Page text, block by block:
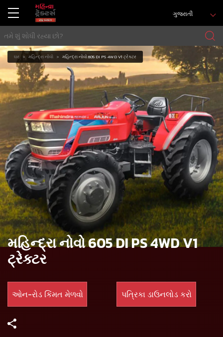
ગુજરાતી
ઘર મહિન્દ્રા નોવો મહિન્દ્રા નોવો 605 DI PS 4WD V1 ટ્રેક્ટર
મહિન્દ્રા નોવો 605 DI PS 4WD V1
ટ્રેક્ટર
ઓન-રોડ કિંમત મેળવો પત્રિકા ડાઉનલોડ કરો